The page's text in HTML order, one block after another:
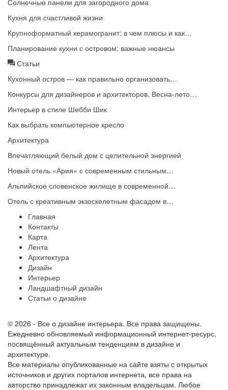
Солнечные панели для загородного дома
Кухня для счастливой жизни
Крупноформатный керамогранит: в чем плюсы и как…
Планирование кухни с островом: важные нюансы
Статьи
Кухонный остров — как правильно организовать…
Конкурсы для дизайнеров и архитекторов. Весна-лето…
Интерьер в стиле Шебби Шик
Как выбрать компьютерное кресло
Архитектура
Впечатляющий белый дом с целительной энергией
Новый отель «Ария» с современным стильным…
Альпийское словенское жилище в современной…
Отель с креативным экзоскелетным фасадом в…
Главная
Контакты
Карта
Лента
Архитектура
Дизайн
Интерьер
Ландшафтный дизайн
Статьи о дизайне
© 2026 - Все о дизайне интерьера. Все права защищены.
Ежедневно обновляемый информационный интернет-ресурс,
посвящённый актуальным тенденциям в дизайне и
архитектуре.
Все материалы опубликованные на сайте взяты с открытых
источников и других порталов интернета, все права на
авторство принадлежат их законным владельцам. Любое